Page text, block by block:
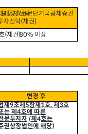
모투자신탁
에셋솔로몬단기국공채증권
자신탁(채권)
(채권)80% 이상
변경 후
제9조제 5항제 1호,제3호
는 제4호에 따른
문투자자 (제4호는
권상장법인에 해당)